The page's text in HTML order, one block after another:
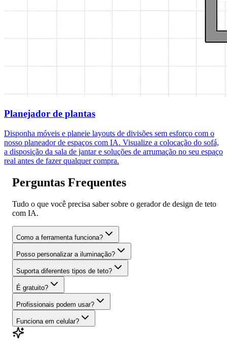
Planejador de plantas
Disponha móveis e planeie layouts de divisões sem esforço com o
nosso planeador de espaços com IA. Visualize a colocação do sofá,
a disposição da sala de jantar e soluções de arrumação no seu espaço
real antes de fazer qualquer compra.
Perguntas Frequentes
Tudo o que você precisa saber sobre o gerador de design de teto
com IA.
Como a ferramenta funciona?
Posso personalizar a iluminação?
Suporta diferentes tipos de teto?
É gratuito?
Profissionais podem usar?
Funciona em celular?